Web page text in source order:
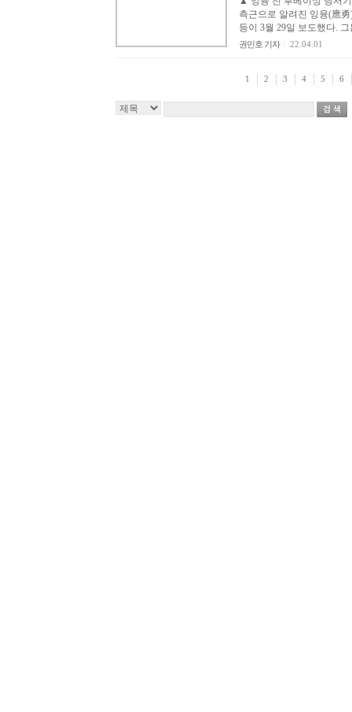
측근으로 알려진 잉융(應
등이 3월 29일 보도했다.
권민호 기자 22.04.01
1 2 3 4 5 6